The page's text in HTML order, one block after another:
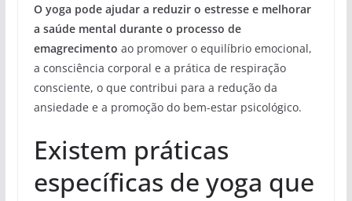
O yoga pode ajudar a reduzir o estresse e melhorar
a saúde mental durante o processo de
emagrecimento ao promover o equilíbrio emocional,
a consciência corporal e a prática de respiração
consciente, o que contribui para a redução da
ansiedade e a promoção do bem-estar psicológico.
Existem práticas
específicas de yoga que